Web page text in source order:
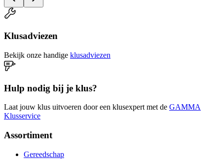
Klusadviezen
Bekijk onze handige klusadviezen
Hulp nodig bij je klus?
Laat jouw klus uitvoeren door een klusexpert met de GAMMA
Klusservice
Assortiment
Gereedschap